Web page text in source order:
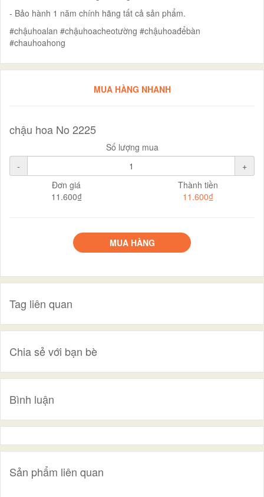
- Bảo hành 1 năm chính hãng tất cả sản phẩm.
#chậuhoalan #chậuhoacheotường #chậuhoađểbàn
#chauhoahong
MUA HÀNG NHANH
chậu hoa No 2225
Số lượng mua
-
+
Đơn giá
11.600₫
Thành tiền
11.600₫
MUA HÀNG
Tag liên quan
Chia sẻ với bạn bè
Bình luận
Sản phẩm liên quan